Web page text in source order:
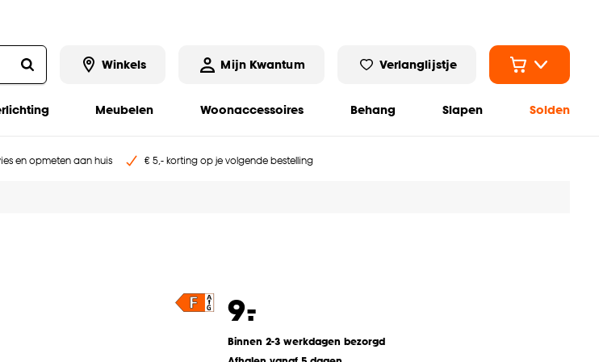
Winkels Mijn Kwantum Verlanglijstje
Meubelen Woonaccessoires Behang Slapen Solden
en opmeten aan huis € 5,- korting op je volgende bestelling
9.
-
Binnen 2-3 werkdagen bezorgd